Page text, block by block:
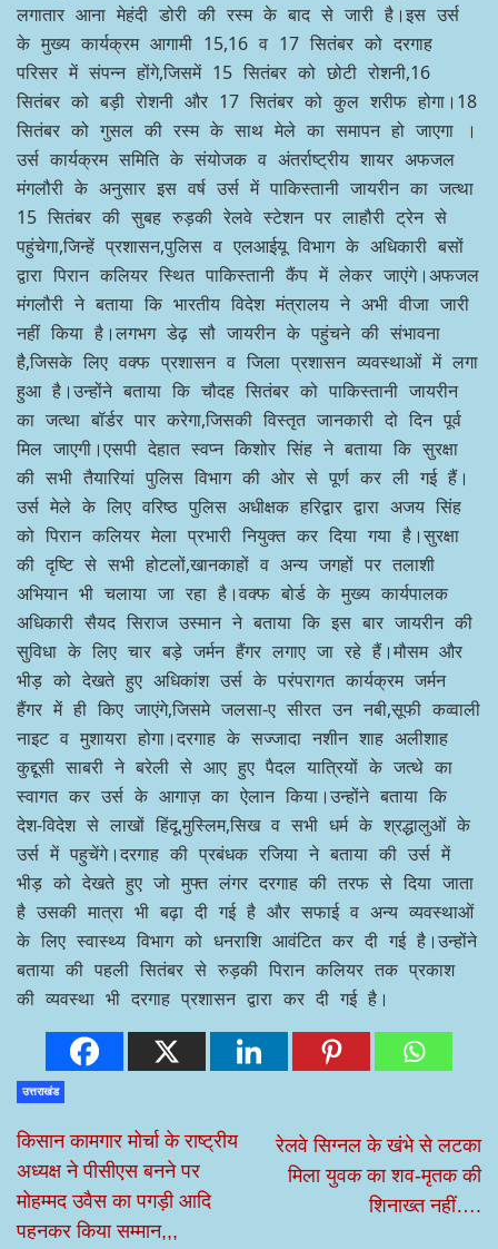
लगातार आना मेहंदी डोरी की रस्म के बाद से जारी है।इस उर्स
के मुख्य कार्यक्रम आगामी 15,16 व 17 सितंबर को दरगाह
परिसर में संपन्न होंगे,जिसमें 15 सितंबर को छोटी रोशनी,16
सितंबर को बड़ी रोशनी और 17 सितंबर को कुल शरीफ होगा।18
सितंबर को गुसल की रस्म के साथ मेले का समापन हो जाएगा ।
उर्स कार्यक्रम समिति के संयोजक व अंतर्राष्ट्रीय शायर अफजल
मंगलौरी के अनुसार इस वर्ष उर्स में पाकिस्तानी जायरीन का जत्था
15 सितंबर की सुबह रुड़की रेलवे स्टेशन पर लाहौरी ट्रेन से
पहुंचेगा,जिन्हें प्रशासन,पुलिस व एलआईयू विभाग के अधिकारी बसों
द्वारा पिरान कलियर स्थित पाकिस्तानी कैंप में लेकर जाएंगे।अफजल
मंगलौरी ने बताया कि भारतीय विदेश मंत्रालय ने अभी वीजा जारी
नहीं किया है।लगभग डेढ़ सौ जायरीन के पहुंचने की संभावना
है,जिसके लिए वक्फ प्रशासन व जिला प्रशासन व्यवस्थाओं में लगा
हुआ है।उन्होंने बताया कि चौदह सितंबर को पाकिस्तानी जायरीन
का जत्था बॉर्डर पार करेगा,जिसकी विस्तृत जानकारी दो दिन पूर्व
मिल जाएगी।एसपी देहात स्वप्न किशोर सिंह ने बताया कि सुरक्षा
की सभी तैयारियां पुलिस विभाग की ओर से पूर्ण कर ली गई हैं।
उर्स मेले के लिए वरिष्ठ पुलिस अधीक्षक हरिद्वार द्वारा अजय सिंह
को पिरान कलियर मेला प्रभारी नियुक्त कर दिया गया है।सुरक्षा
की दृष्टि से सभी होटलों,खानकाहों व अन्य जगहों पर तलाशी
अभियान भी चलाया जा रहा है।वक्फ बोर्ड के मुख्य कार्यपालक
अधिकारी सैयद सिराज उस्मान ने बताया कि इस बार जायरीन की
सुविधा के लिए चार बड़े जर्मन हैंगर लगाए जा रहे हैं।मौसम और
भीड़ को देखते हुए अधिकांश उर्स के परंपरागत कार्यक्रम जर्मन
हैंगर में ही किए जाएंगे,जिसमे जलसा-ए सीरत उन नबी,सूफी कव्वाली
नाइट व मुशायरा होगा।दरगाह के सज्जादा नशीन शाह अलीशाह
कुद्दूसी साबरी ने बरेली से आए हुए पैदल यात्रियों के जत्थे का
स्वागत कर उर्स के आगाज़ का ऐलान किया।उन्होंने बताया कि
देश-विदेश से लाखों हिंदू,मुस्लिम,सिख व सभी धर्म के श्रद्धालुओं के
उर्स में पहुचेंगे।दरगाह की प्रबंधक रजिया ने बताया की उर्स में
भीड़ को देखते हुए जो मुफ्त लंगर दरगाह की तरफ से दिया जाता
है उसकी मात्रा भी बढ़ा दी गई है और सफाई व अन्य व्यवस्थाओं
के लिए स्वास्थ्य विभाग को धनराशि आवंटित कर दी गई है।उन्होंने
बताया की पहली सितंबर से रुड़की पिरान कलियर तक प्रकाश
की व्यवस्था भी दरगाह प्रशासन द्वारा कर दी गई है।
उत्तराखंड
किसान कामगार मोर्चा के राष्ट्रीय
अध्यक्ष ने पीसीएस बनने पर
मोहम्मद उवैस का पगड़ी आदि
पहनकर किया सम्मान,,,
रेलवे सिग्नल के खंभे से लटका
मिला युवक का शव-मृतक की
शिनाख्त नहीं….